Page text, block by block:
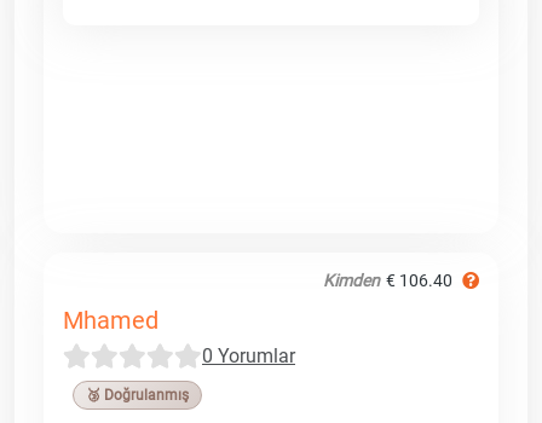
Kimden € 106.40
Mhamed
0 Yorumlar
🥉 Doğrulanmış